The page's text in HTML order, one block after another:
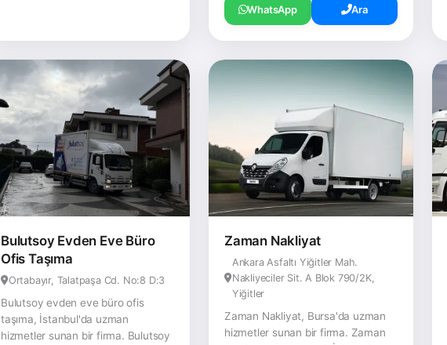
WhatsApp Ara
Bulutsoy Evden Eve Büro
Ofis Taşıma
Ortabayır, Talatpaşa Cd. No:8 D:3
Bulutsoy evden eve büro ofis
taşıma, İstanbul'da uzman
hizmetler sunan bir firma. Bulutsoy
Zaman Nakliyat
Ankara Asfaltı Yiğitler Mah.
Nakliyeciler Sit. A Blok 790/2K,
Yiğitler
Zaman Nakliyat, Bursa'da uzman
hizmetler sunan bir firma. Zaman